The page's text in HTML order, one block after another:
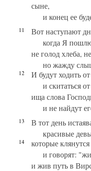
сыне,
и конец ее
11
Вот наступают
когда Я
не голод хлеба,
но жажду
12
И будут ходить
и скитаться
ища слова
и не найдут
13
В тот день
красивые
14
которые
и говорят:
и жив путь в